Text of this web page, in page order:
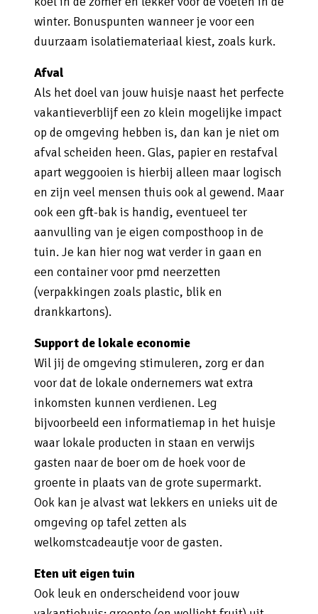
winter. Bonuspunten wanneer je voor een
duurzaam isolatiemateriaal kiest, zoals kurk.
Afval
Als het doel van jouw huisje naast het perfecte
vakantieverblijf een zo klein mogelijke impact
op de omgeving hebben is, dan kan je niet om
afval scheiden heen. Glas, papier en restafval
apart weggooien is hierbij alleen maar logisch
en zijn veel mensen thuis ook al gewend. Maar
ook een gft-bak is handig, eventueel ter
aanvulling van je eigen composthoop in de
tuin. Je kan hier nog wat verder in gaan en
een container voor pmd neerzetten
(verpakkingen zoals plastic, blik en
drankkartons).
Support de lokale economie
Wil jij de omgeving stimuleren, zorg er dan
voor dat de lokale ondernemers wat extra
inkomsten kunnen verdienen. Leg
bijvoorbeeld een informatiemap in het huisje
waar lokale producten in staan en verwijs
gasten naar de boer om de hoek voor de
groente in plaats van de grote supermarkt.
Ook kan je alvast wat lekkers en unieks uit de
omgeving op tafel zetten als
welkomstcadeautje voor de gasten.
Eten uit eigen tuin
Ook leuk en onderscheidend voor jouw